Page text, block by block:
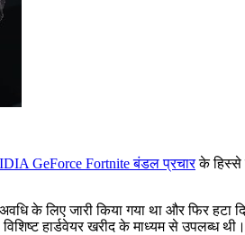
GeForce Fortnite बंडल प्रचारके हिस्से
के लिए जारी किया गया था और फिर हटा
हार्डवेयर खरीद के माध्यम से उपलब्ध थी।